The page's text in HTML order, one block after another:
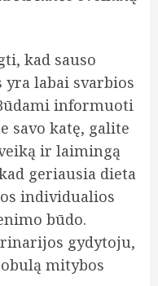
kad sauso
yra labai svarbios
informuoti
savo katę, galite
ir laimingą
geriausia dieta
individualios
būdo.
gydytoju,
mitybos